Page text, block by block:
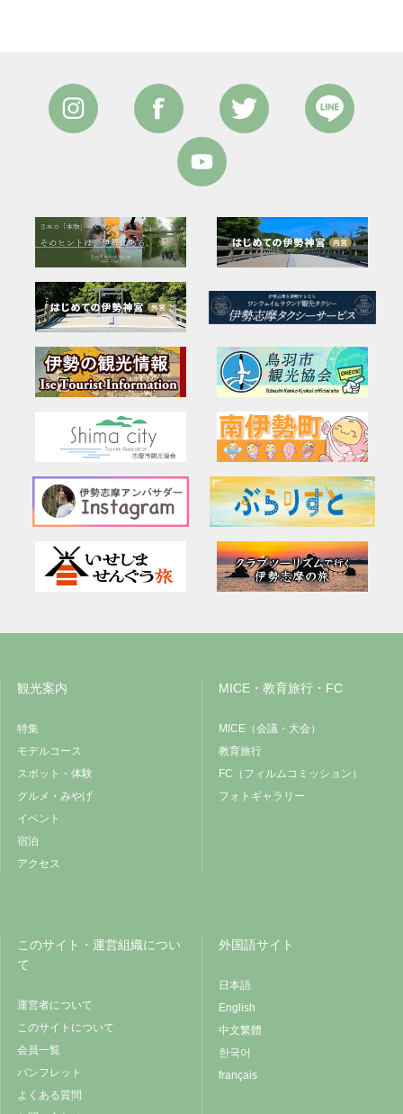
観光案内
特集
モデルコース
スポット・体験
グルメ・みやげ
イベント
宿泊
アクセス
MICE・教育旅行・FC
MICE（会議・大会）
教育旅行
FC（フィルムコミッション）
フォトギャラリー
このサイト・運営組織につい
て
運営者について
このサイトについて
会員一覧
パンフレット
よくある質問
外国語サイト
日本語
English
中文繁體
한국어
français